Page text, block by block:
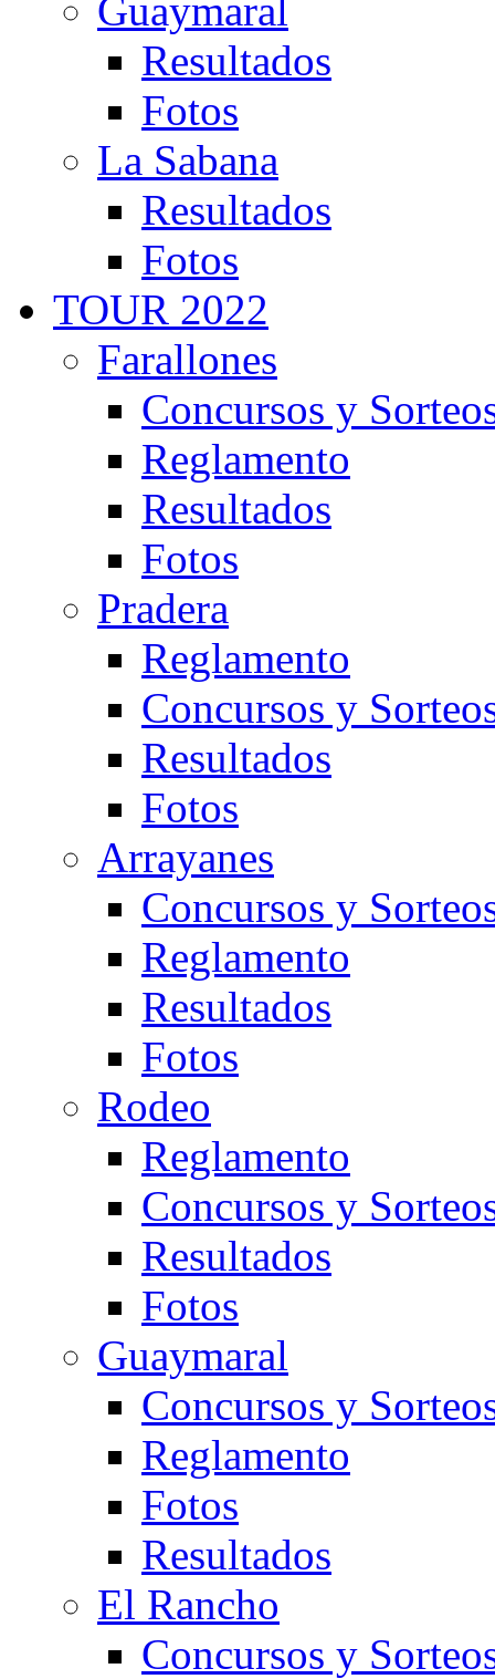
Guaymaral
Resultados
Fotos
La Sabana
Resultados
Fotos
TOUR 2022
Farallones
Concursos y
Reglamento
Resultados
Fotos
Pradera
Reglamento
Concursos y
Resultados
Fotos
Arrayanes
Concursos y
Reglamento
Resultados
Fotos
Rodeo
Reglamento
Concursos y
Resultados
Fotos
Guaymaral
Concursos y
Reglamento
Fotos
Resultados
El Rancho
Concursos y